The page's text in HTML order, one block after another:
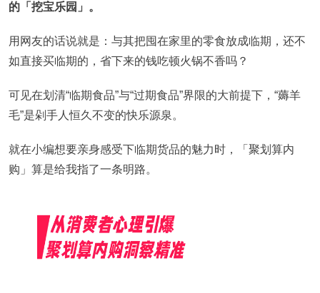
的「挖宝乐园」。
用网友的话说就是：与其把囤在家里的零食放成临期，还不
如直接买临期的，省下来的钱吃顿火锅不香吗？
可见在划清“临期食品”与“过期食品”界限的大前提下，“薅羊
毛”是剁手人恒久不变的快乐源泉。
就在小编想要亲身感受下临期货品的魅力时，「聚划算内
购」算是给我指了一条明路。